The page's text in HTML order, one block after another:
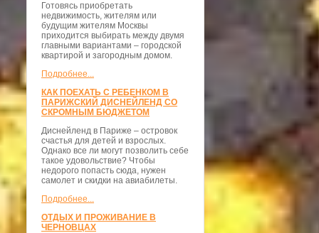
Готовясь приобретать
недвижимость, жителям или
будущим жителям Москвы
приходится выбирать между двумя
главными вариантами – городской
квартирой и загородным домом.
Подробнее...
КАК ПОЕХАТЬ С РЕБЕНКОМ В
ПАРИЖСКИЙ ДИСНЕЙЛЕНД СО
СКРОМНЫМ БЮДЖЕТОМ
Диснейленд в Париже – островок
счастья для детей и взрослых.
Однако все ли могут позволить себе
такое удовольствие? Чтобы
недорого попасть сюда, нужен
самолет и скидки на авиабилеты.
Подробнее...
ОТДЫХ И ПРОЖИВАНИЕ В
ЧЕРНОВЦАХ